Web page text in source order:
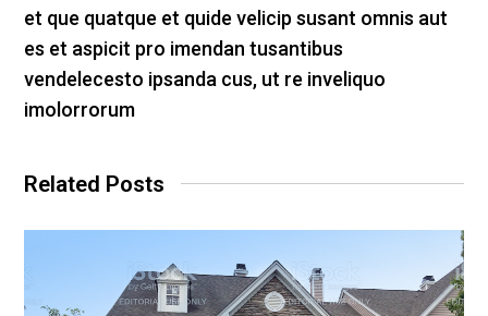
et que quatque et quide velicip susant omnis aut
es et aspicit pro imendan tusantibus
vendelecesto ipsanda cus, ut re inveliquo
imolorrorum
Related Posts